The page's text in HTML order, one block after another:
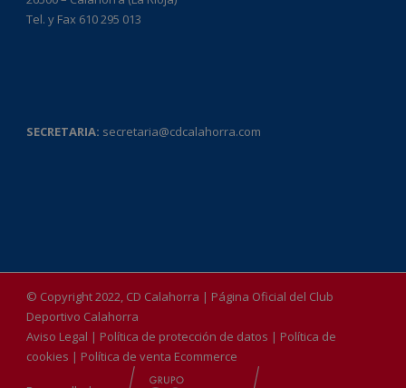
Tel. y Fax 610 295 013
SECRETARIA: secretaria@cdcalahorra.com
© Copyright 2022, CD Calahorra | Página Oficial del Club
Deportivo Calahorra
Aviso Legal | Política de protección de datos | Política de
cookies | Política de venta Ecommerce